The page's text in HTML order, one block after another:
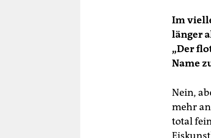
Im
länger
„Der
Name
Nein,
mehr
total